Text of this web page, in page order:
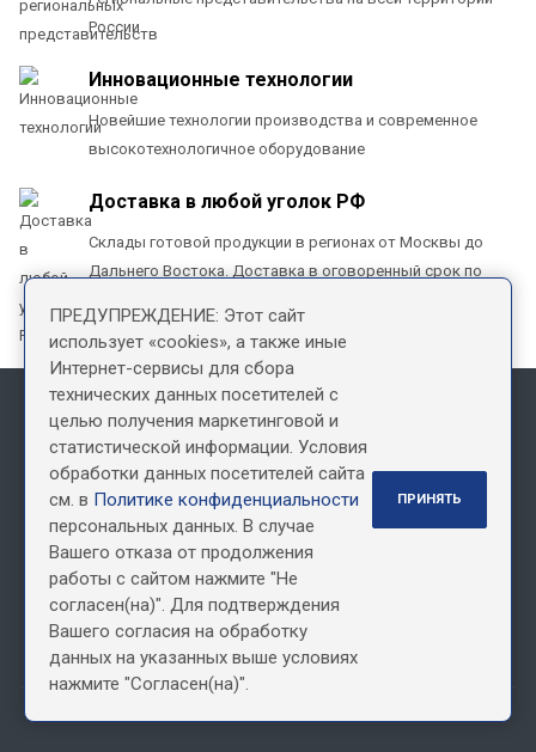
России
Инновационные технологии
Новейшие технологии производства и современное
высокотехнологичное оборудование
Доставка в любой уголок РФ
Склады готовой продукции в регионах от Москвы до
Дальнего Востока. Доставка в оговоренный срок по
Информация, размещенная на сайте, не является офертой
Наши контакты
Пн. – Пт.: с 9:00 до 18:00
+7 (495) 150 72 22 +7 (800) 500 49 69
Москва, ул. Подольских курсантов, д. 3, стр. 2
office@epatrade.ru
ПРЕДУПРЕЖДЕНИЕ: Этот сайт
использует «cookies», а также иные
Интернет-сервисы для сбора
технических данных посетителей с
целью получения маркетинговой и
статистической информации. Условия
обработки данных посетителей сайта
см. в Политике конфиденциальности
персональных данных. В случае
Вашего отказа от продолжения
работы с сайтом нажмите "Не
согласен(на)". Для подтверждения
Вашего согласия на обработку
данных на указанных выше условиях
нажмите "Согласен(на)".
ПРИНЯТЬ